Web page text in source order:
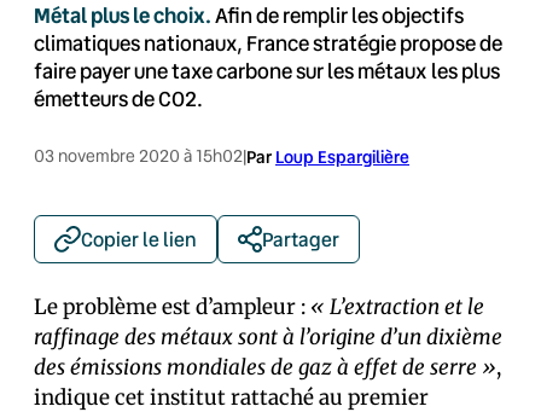
Métal plus le choix.Afin de remplir les objectifs
climatiques nationaux, France stratégie propose de
faire payer une taxe carbone sur les métaux les plus
émetteurs de CO2.
03 novembre 2020 à 15h02|Par Loup Espargilière
Copier le lien Partager
Le problème est d’ampleur : « L’extraction et le
raffinage des métaux sont à l’origine d’un dixième
des émissions mondiales de gaz à effet de serre »,
indique cet institut rattaché au premier